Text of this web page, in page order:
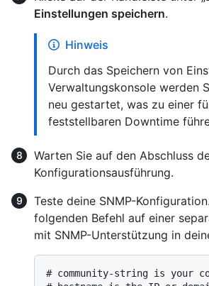
Einstellungen speichern.
Hinweis
Durch das Speichern von
Verwaltungskonsole werden
neu gestartet, was zu einer
feststellbaren Downtime
Warten Sie auf den Abschluss
Konfigurationsausführung.
Teste deine SNMP-
folgenden Befehl auf einer
mit SNMP-Unterstützung in
# community-string is your